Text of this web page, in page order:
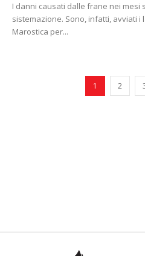
I danni causati dalle frane nei mesi
sistemazione. Sono, infatti, avviati
Marostica per...
1 2